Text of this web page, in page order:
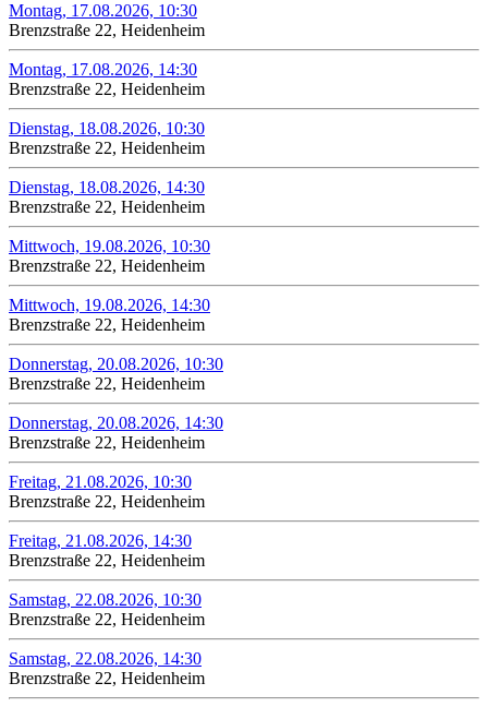
Montag, 17.08.2026, 10:30
Brenzstraße 22, Heidenheim
Montag, 17.08.2026, 14:30
Brenzstraße 22, Heidenheim
Dienstag, 18.08.2026, 10:30
Brenzstraße 22, Heidenheim
Dienstag, 18.08.2026, 14:30
Brenzstraße 22, Heidenheim
Mittwoch, 19.08.2026, 10:30
Brenzstraße 22, Heidenheim
Mittwoch, 19.08.2026, 14:30
Brenzstraße 22, Heidenheim
Donnerstag, 20.08.2026, 10:30
Brenzstraße 22, Heidenheim
Donnerstag, 20.08.2026, 14:30
Brenzstraße 22, Heidenheim
Freitag, 21.08.2026, 10:30
Brenzstraße 22, Heidenheim
Freitag, 21.08.2026, 14:30
Brenzstraße 22, Heidenheim
Samstag, 22.08.2026, 10:30
Brenzstraße 22, Heidenheim
Samstag, 22.08.2026, 14:30
Brenzstraße 22, Heidenheim